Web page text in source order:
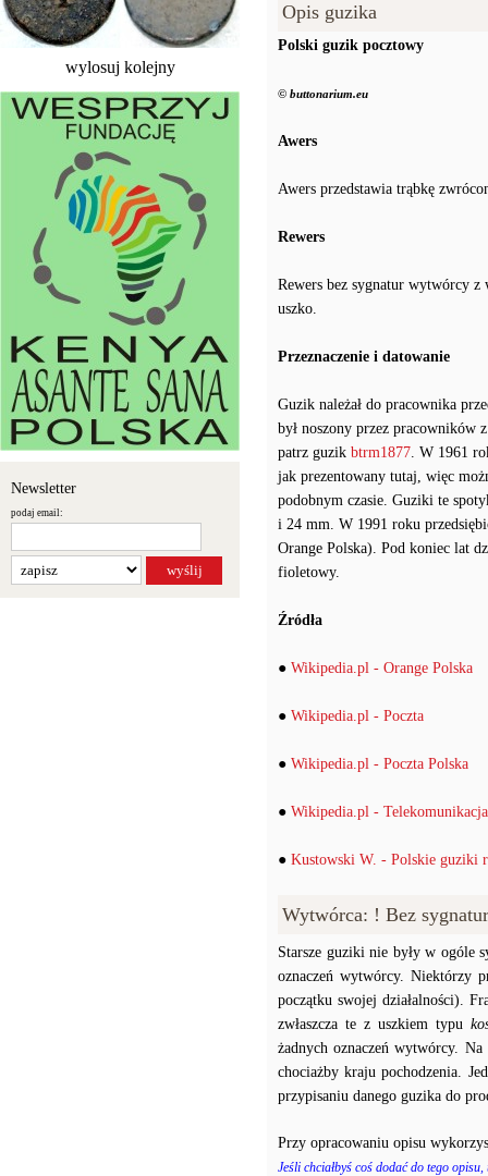
wylosuj kolejny
Newsletter
podaj email:
Opis guzika
Polski guzik pocztowy
© buttonarium.eu
Awers
Awers przedstawia trąbkę
Rewers
Rewers bez sygnatur wytwórcy
uszko.
Przeznaczenie i datowanie
Guzik należał do pracownika
był noszony przez pracowników
patrz guzik btrm1877. W 1961
jak prezentowany tutaj, więc
podobnym czasie. Guziki te
i 24 mm. W 1991 roku
Orange Polska). Pod koniec lat
fioletowy.
Źródła
● Wikipedia.pl - Orange Polska
● Wikipedia.pl - Poczta
● Wikipedia.pl - Poczta Polska
● Wikipedia.pl - Telekomunikacja
● Kustowski W. - Polskie guziki
Wytwórca: ! Bez
Starsze guziki nie były w ogóle
oznaczeń wytwórcy. Niektórzy
początku swojej działalności).
zwłaszcza te z uszkiem typu
żadnych oznaczeń wytwórcy.
chociażby kraju pochodzenia.
przypisaniu danego guzika do
Przy opracowaniu opisu
Jeśli chciałbyś coś dodać do tego